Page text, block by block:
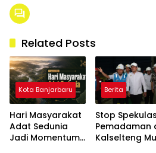
Related Posts
Kota Banjarbaru
Hari Masyarakat
Adat Sedunia
Jadi Momentum
Berita
Stop
Pemadaman
Kalselteng